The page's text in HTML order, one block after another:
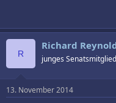
R
Richard
junges Senatsmitglied
13. November 2014